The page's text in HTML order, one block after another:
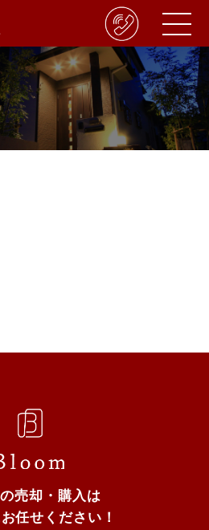
売却・購入は
任せください！